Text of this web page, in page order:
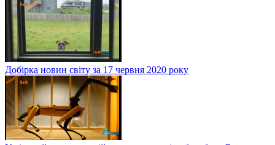
Добірка новин світу за 17 червня 2020 року